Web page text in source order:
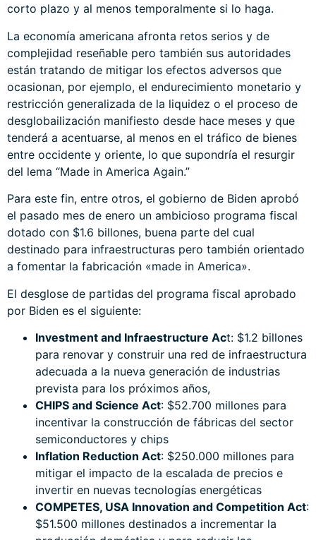
corto plazo y al menos temporalmente si lo haga.
La economía americana afronta retos serios y de
complejidad reseñable pero también sus autoridades
están tratando de mitigar los efectos adversos que
ocasionan, por ejemplo, el endurecimiento monetario y
restricción generalizada de la liquidez o el proceso de
desglobailización manifiesto desde hace meses y que
tenderá a acentuarse, al menos en el tráfico de bienes
entre occidente y oriente, lo que supondría el resurgir
del lema “Made in America Again.”
Para este fin, entre otros, el gobierno de Biden aprobó
el pasado mes de enero un ambicioso programa fiscal
dotado con $1.6 billones, buena parte del cual
destinado para infraestructuras pero también orientado
a fomentar la fabricación «made in America».
El desglose de partidas del programa fiscal aprobado
por Biden es el siguiente:
Investment and Infraestructure Act: $1.2 billones
para renovar y construir una red de infraestructura
adecuada a la nueva generación de industrias
prevista para los próximos años,
CHIPS and Science Act: $52.700 millones para
incentivar la construcción de fábricas del sector
semiconductores y chips
Inflation Reduction Act: $250.000 millones para
mitigar el impacto de la escalada de precios e
invertir en nuevas tecnologías energéticas
COMPETES, USA Innovation and Competition Act:
$51.500 millones destinados a incrementar la